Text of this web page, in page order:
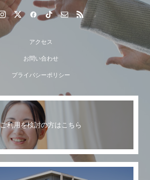
アクセス
お問い合わせ
プライバシーポリシー
ご利用を検討の方はこちら